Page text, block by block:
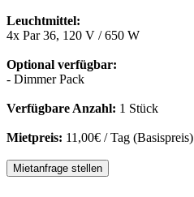
Leuchtmittel:
4x Par 36, 120 V / 650 W
Optional verfügbar:
- Dimmer Pack
Verfügbare Anzahl: 1 Stück
Mietpreis: 11,00€ / Tag (Basispreis)
Mietanfrage stellen